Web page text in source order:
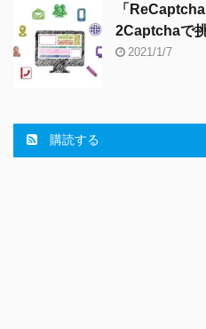
「
2Captchaで
2021/1/7
購読する